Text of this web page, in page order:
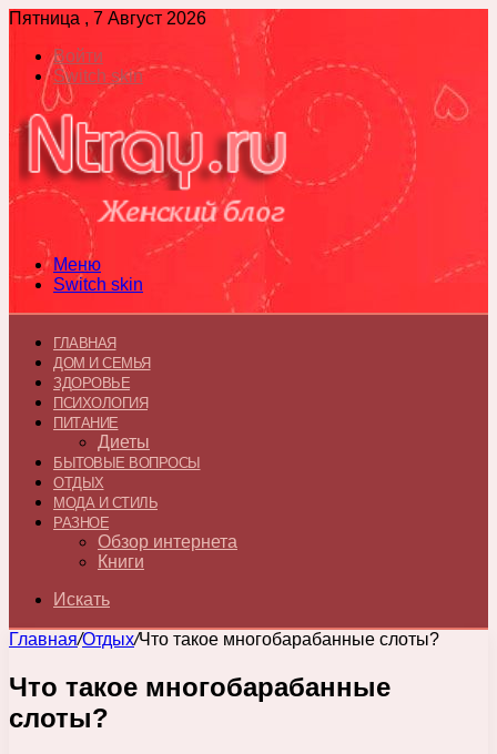
Пятница , 7 Август 2026
Войти
Switch skin
Меню
Switch skin
ГЛАВНАЯ
ДОМ И СЕМЬЯ
ЗДОРОВЬЕ
ПСИХОЛОГИЯ
ПИТАНИЕ
Диеты
БЫТОВЫЕ ВОПРОСЫ
ОТДЫХ
МОДА И СТИЛЬ
РАЗНОЕ
Обзор интернета
Книги
Искать
Главная/Отдых/Что такое многобарабанные слоты?
Что такое многобарабанные
слоты?